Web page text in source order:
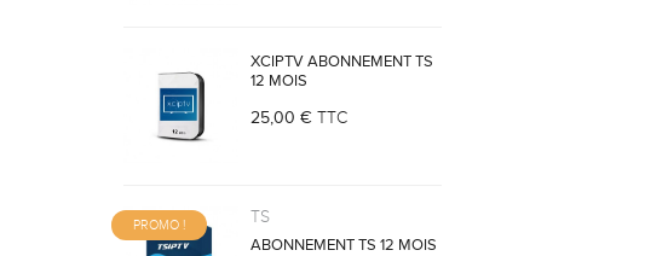
XCIPTV ABONNEMENT TS
12 MOIS
25,00 € TTC
PROMO ! TS
ABONNEMENT TS 12 MOIS